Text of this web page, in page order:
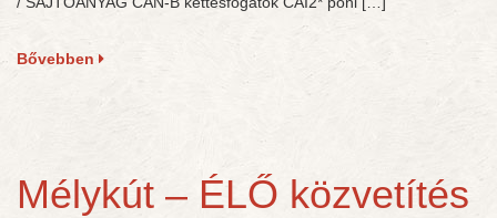
Bővebben
Mélykút – ÉLŐ közvetítés